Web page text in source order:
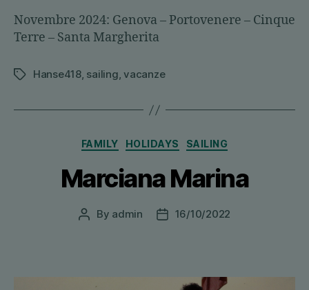
Novembre 2024: Genova – Portovenere – Cinque
Terre – Santa Margherita
TagsHanse418, sailing,vacanze
Categories
FAMILY HOLIDAYS SAILING
Marciana Marina
Post
By admin
Post16/10/2022